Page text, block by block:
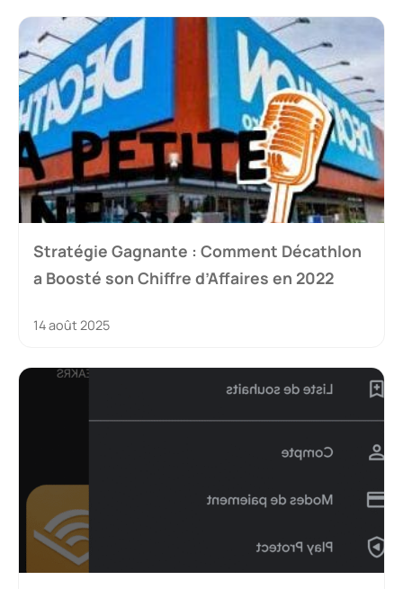
Stratégie Gagnante : Comment Décathlon
a Boosté son Chiffre d’Affaires en 2022
14 août 2025